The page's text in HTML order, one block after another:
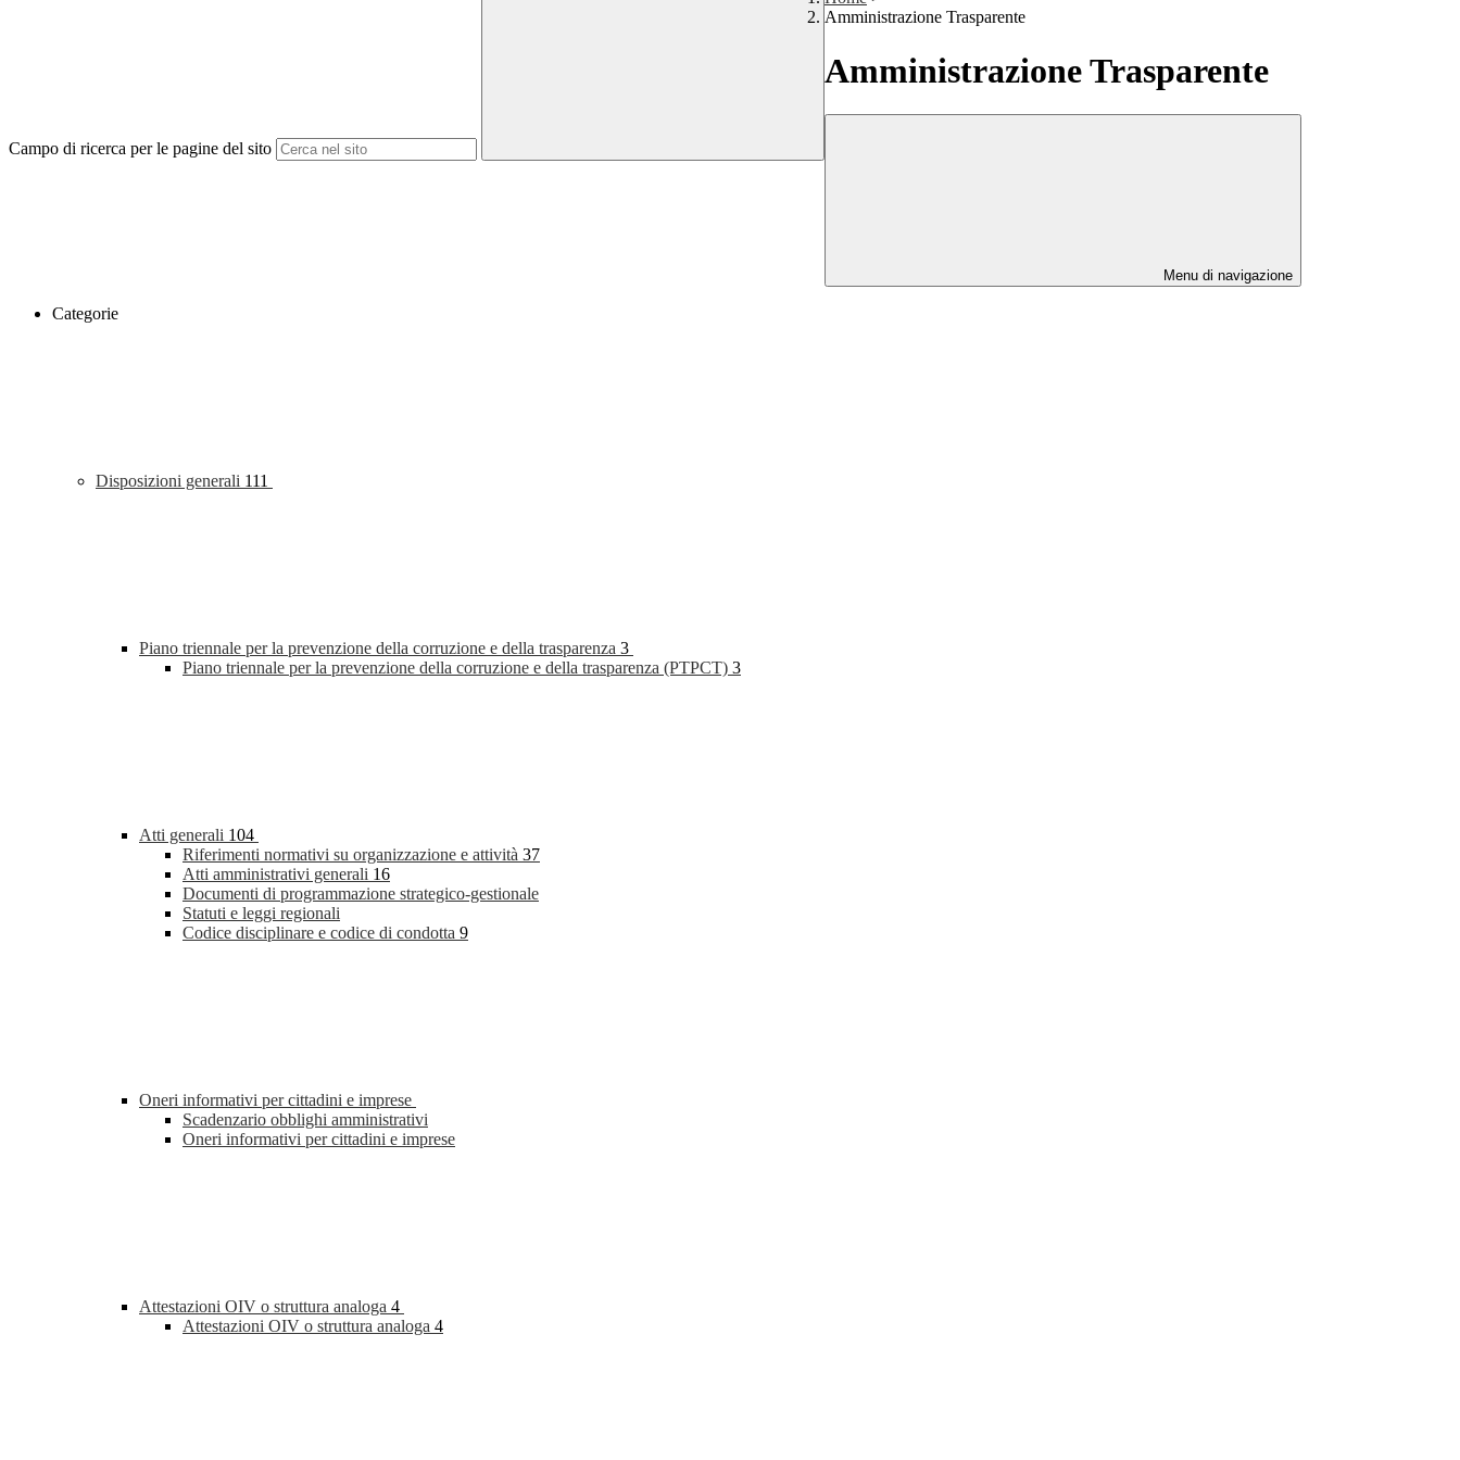
Campo di ricerca per le pagine del sito
Amministrazione Trasparente
Amministrazione Trasparente
Menu di navigazione
Categorie
Disposizioni generali 111
Piano triennale per la prevenzione della corruzione e della trasparenza 3
Piano triennale per la prevenzione della corruzione e della trasparenza (PTPCT) 3
Atti generali 104
Riferimenti normativi su organizzazione e attività 37
Atti amministrativi generali 16
Documenti di programmazione strategico-gestionale
Statuti e leggi regionali
Codice disciplinare e codice di condotta 9
Oneri informativi per cittadini e imprese
Scadenzario obblighi amministrativi
Oneri informativi per cittadini e imprese
Attestazioni OIV o struttura analoga 4
Attestazioni OIV o struttura analoga 4